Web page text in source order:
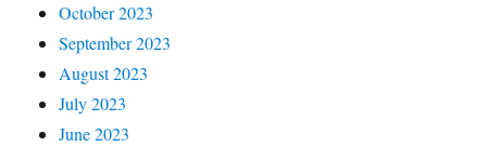
October 2023
September 2023
August 2023
July 2023
June 2023